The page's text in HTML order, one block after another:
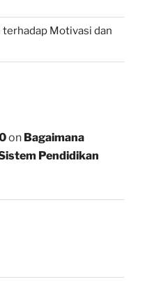
terhadap Motivasi dan
on Bagaimana
Pendidikan